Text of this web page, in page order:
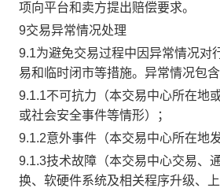
项向平台和卖方提出赔偿要求。
9交易异常情况处理
9.1为避免交易过程中因异常情况对
易和临时闭市等措施。异常情况包含
9.1.1不可抗力（本交易中心所在地
或社会安全事件等情形）；
9.1.2意外事件（本交易中心所在地
9.1.3技术故障（本交易中心交易、
换、软硬件系统及相关程序升级、